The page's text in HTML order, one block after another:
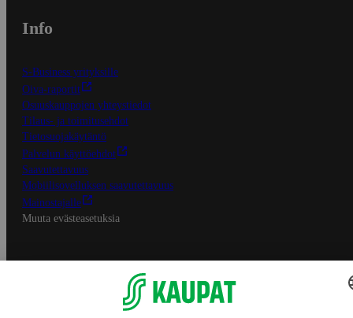
Info
S-Business yrityksille
Oiva-raportit
Osuuskauppojen yhteystiedot
Tilaus- ja toimitusehdot
Tietosuojakäytäntö
Palvelun käyttöehdot
Saavutettavuus
Mobiilisovelluksen saavutettavuus
Mainostajalle
Muuta evästeasetuksia
S-ryhmän palvelut